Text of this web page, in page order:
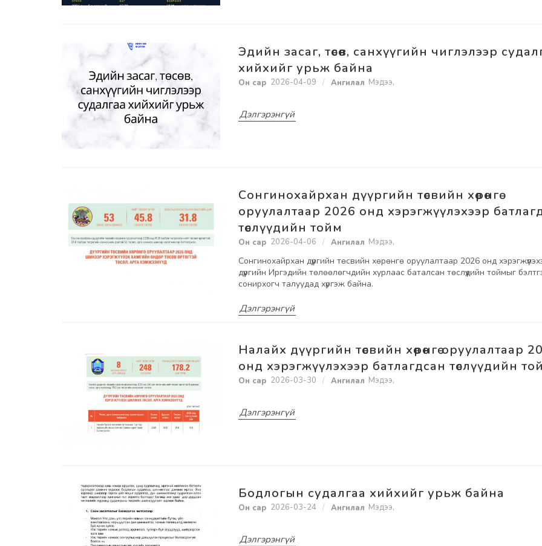
Эдийн засаг, төсөв, санхүүгийн чиглэлээр
хийхийг урьж байна
2026-04-09 Мэдээ,
Дэлгэрэнгүй
Сонгинохайрхан дүүргийн төсвийн хөрөнгө
оруулалтаар 2026 онд хэрэгжүүлэхээр
төслүүдийн тойм
2026-04-06 Мэдээ,
Сонгинохайрхан дүүргийн төсвийн хөрөнгө оруулалтаар 2026 онд
дүүргийн Иргэдийн төлөөлөгчдийн хурлаас баталсан төслүүдийн тоймыг
сонирхогч талуудад хүргэж байна.
Дэлгэрэнгүй
Налайх дүүргийн төсвийн хөрөнгө оруулалтаар
онд хэрэгжүүлэхээр батлагдсан төслүүдийн
2026-03-30 Мэдээ,
Дэлгэрэнгүй
Бодлогын судалгаа хийхийг урьж байна
2026-03-24 Мэдээ,
Дэлгэрэнгүй